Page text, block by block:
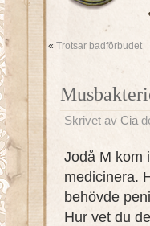
« Trotsar badförbudet
Skrivet av Cia
Jodå M kom
medicinera.
behövde
Hur vet du